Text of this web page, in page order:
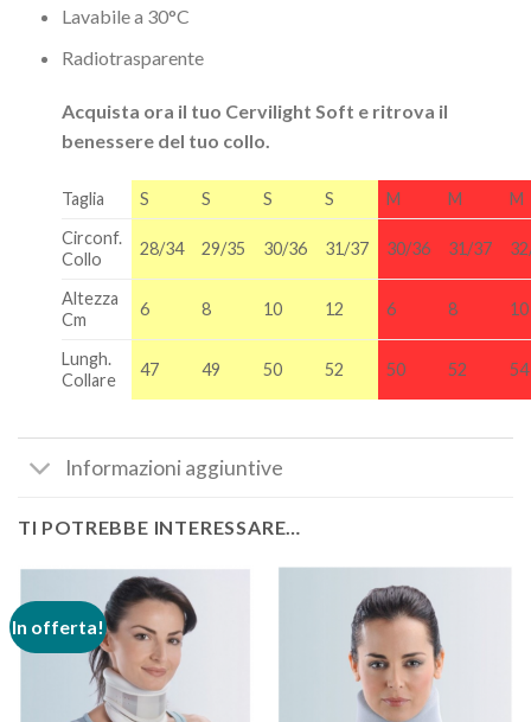
Lavabile a 30°C
Radiotrasparente
Acquista ora il tuo Cervilight Soft e ritrova il
benessere del tuo collo.
Taglia S S S S M M
M
Circonf.
Collo
28/34 29/35 30/36 31/37 30/36 31/37
Altezza
Cm
6 8 10 12 6 8 10
Lungh.
Collare
47 49 50 52 50 52 54
Informazioni aggiuntive
TI POTREBBE INTERESSARE…
In offerta!